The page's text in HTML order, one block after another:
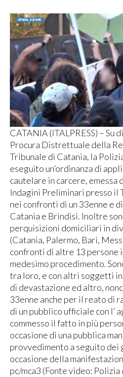
CATANIA (ITALPRESS) – Su
Procura Distrettuale della
Tribunale di Catania, la
eseguito un’ordinanza di
cautelare in carcere, emessa
Indagini Preliminari presso il
nei confronti di un 33enne e
Catania e Brindisi. Inoltre
perquisizioni domiciliari in
(Catania, Palermo, Bari,
confronti di altre 13 persone
medesimo procedimento.
tra loro, e con altri soggetti
di devastazione ed altro,
33enne anche per il reato di
di un pubblico ufficiale con l’
commesso il fatto in più
occasione di una pubblica
provvedimento a seguito dei
occasione della
pc/mca3 (Fonte video: Polizia